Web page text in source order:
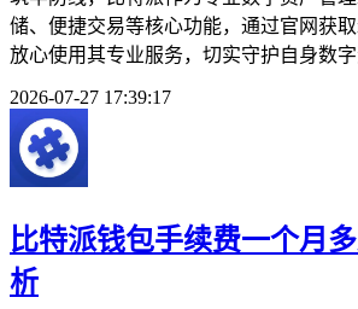
储、便捷交易等核心功能，通过官网获
放心使用其专业服务，切实守护自身数
2026-07-27 17:39:17
比特派钱包手续费一个月
析